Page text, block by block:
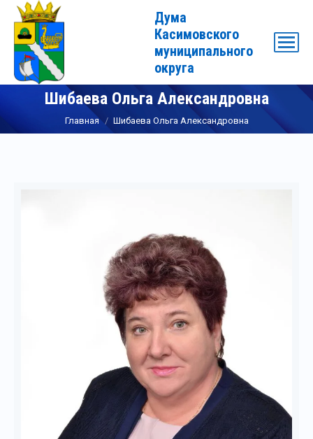
Дума
Касимовского
муниципального
округа
Шибаева Ольга Александровна
Вы здесь:
Главная Шибаева Ольга Александровна